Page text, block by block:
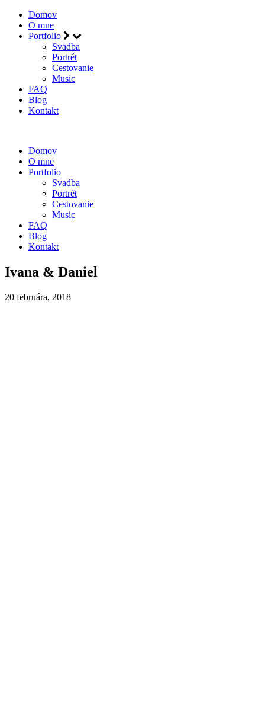
Domov
O mne
Portfolio
Svadba
Portrét
Cestovanie
Music
FAQ
Blog
Kontakt
Domov
O mne
Portfolio
Svadba
Portrét
Cestovanie
Music
FAQ
Blog
Kontakt
Ivana & Daniel
20 februára, 2018